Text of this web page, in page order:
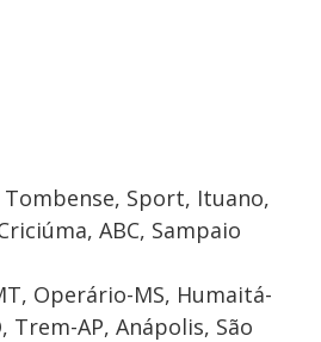
Tombense, Sport, Ituano,
ABC, Sampaio
Operário-MS, Humaitá-
Trem-AP, Anápolis, São